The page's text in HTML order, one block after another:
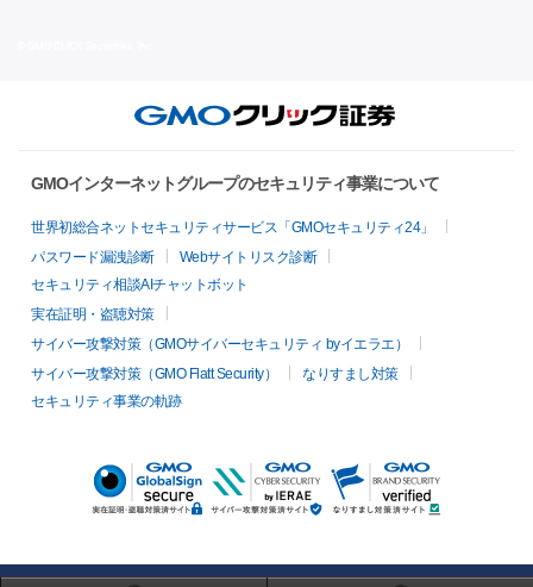
GMOインターネットグループのセキュリティ事業について
世界初総合ネットセキュリティサービス「GMOセキュリティ24」
パスワード漏洩診断
Webサイトリスク診断
セキュリティ相談AIチャットボット
実在証明・盗聴対策
サイバー攻撃対策（GMOサイバーセキュリティ byイエラエ）
サイバー攻撃対策（GMO Flatt Security）
なりすまし対策
セキュリティ事業の軌跡